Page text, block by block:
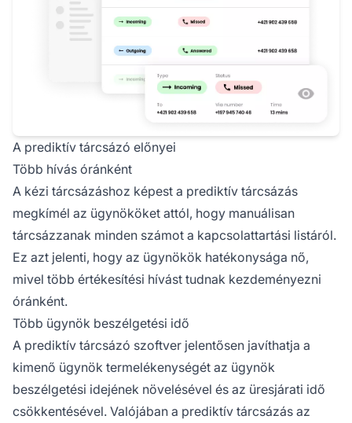
A prediktív tárcsázó előnyei
Több hívás óránként
A kézi tárcsázáshoz képest a prediktív tárcsázás
megkímél az ügynököket attól, hogy manuálisan
tárcsázzanak minden számot a kapcsolattartási listáról.
Ez azt jelenti, hogy az ügynökök hatékonysága nő,
mivel több értékesítési hívást tudnak kezdeményezni
óránként.
Több ügynök beszélgetési idő
A prediktív tárcsázó szoftver jelentősen javíthatja a
kimenő ügynök termelékenységét az ügynök
beszélgetési idejének növelésével és az üresjárati idő
csökkentésével. Valójában a prediktív tárcsázás az